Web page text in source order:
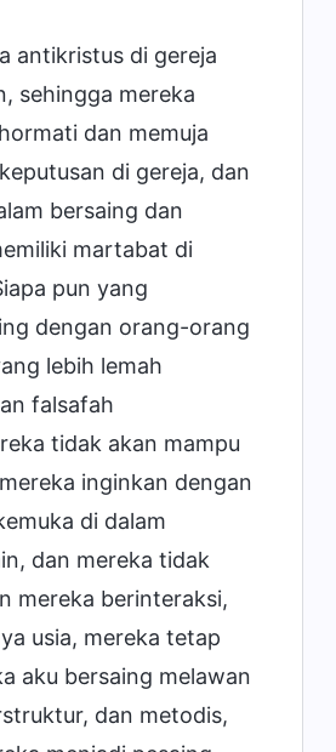
antikristus di gereja
sehingga mereka
dan memuja
di gereja, dan
bersaing dan
martabat di
pun yang
dengan orang-orang
lebih lemah
falsafah
tidak akan mampu
inginkan dengan
di dalam
dan mereka tidak
mereka berinteraksi,
usia, mereka tetap
aku bersaing melawan
dan metodis,